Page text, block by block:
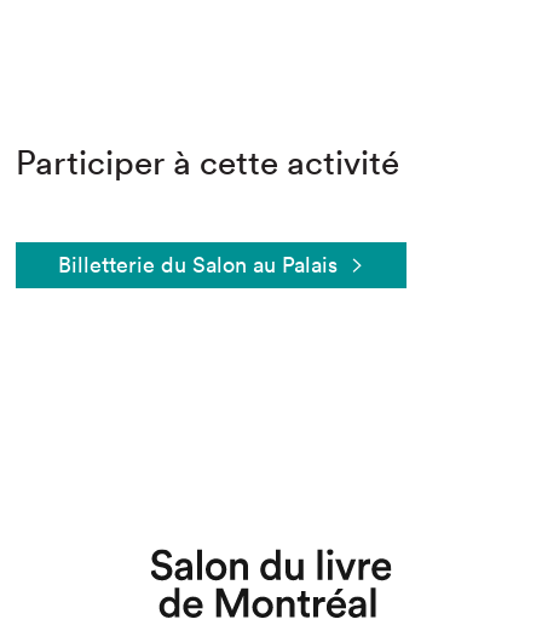
Participer à cette activité
Billetterie du Salon au Palais